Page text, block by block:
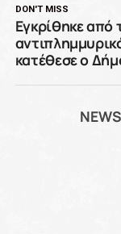
DON'T MISS
Εγκρίθηκε από
κατέθεσε ο